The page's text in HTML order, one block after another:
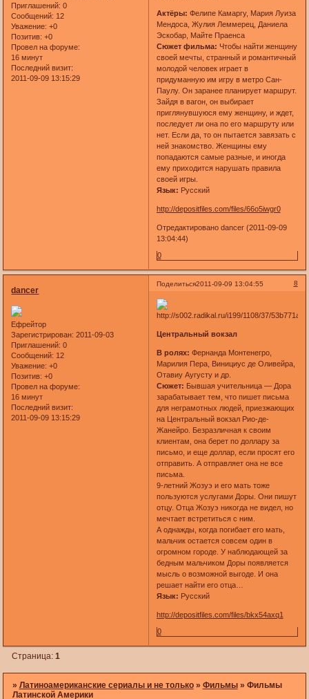
Приглашений: 0
Сообщений: 12
Уважение: +0
Позитив: +0
Провел на форуме:
16 минут
Последний визит:
2011-09-09 13:15:29
Актёры: Фелипе Камаргу, Мария Луиза
Мендоса, Жулия Леммерец, Даниела
Эскобар, Майте Праенса
Сюжет фильма: Чтобы найти женщину
своей мечты, странный и романтичный
молодой человек играет в
придуманную им игру в метро Сан-
Паулу. Он заранее планирует маршрут.
Зайдя в вагон, он выбирает
приглянувшуюся ему женщину, и ждет,
последует ли она по его маршруту или
нет. Если да, то он пытается завязать с
ней знакомство. Женщины ему
попадаются самые разные, и иногда
ему приходится нарушать правила
своей игры.
Язык: Русский
http://depositfiles.com/files/66o5iwgr0
Отредактировано dancer (2011-09-09
13:04:44)
0
Поделиться 8
2011-09-09 13:04:55
dancer
Ефрейтор
Зарегистрирован: 2011-09-03
Приглашений: 0
Сообщений: 12
Уважение: +0
Позитив: +0
Провел на форуме:
16 минут
Последний визит:
2011-09-09 13:15:29
Центральный вокзал
В ролях: Фернанда Монтенегро,
Марилия Пера, Винициус де Оливейра,
Отавиу Аугусту и др.
Сюжет: Бывшая учительница — Дора
зарабатывает тем, что пишет письма
для неграмотных людей, приезжающих
на Центральный вокзал Рио-де-
Жанейро. Безразличная к своим
клиентам, она берет по доллару за
письмо, и еще доллар, если просят его
отправить. А отправляет она не все
письма.
9-летний Жозуэ и его мать тоже
пользуются услугами Доры. Они пишут
отцу. Отца Жозуэ никогда не видел, но
мечтает встретиться с ним.
А однажды, когда погибает его мать,
мальчик остается совсем один в
огромном городе. У наблюдающей за
бедным мальчиком Доры появляется
мысль о возможной выгоде. И она
решает найти его отца…
Язык: Русский
http://depositfiles.com/files/bkx54axq1
0
Страница: 1
» Латиноамериканские сериалы и не только » Фильмы » Фильмы
Латинской Америки